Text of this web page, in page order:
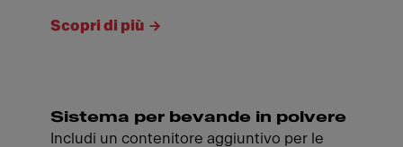
Scopri di più
Sistema per bevande in polvere
Includi un contenitore aggiuntivo per le